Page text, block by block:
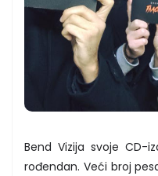
Bend Vizija svoje CD-
rođendan. Veći broj